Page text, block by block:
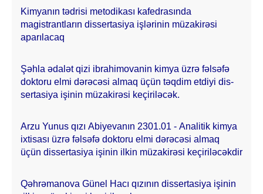
Kimyanın tədrisi metodikası kafedrasında
magistrantların dissertasiya işlərinin müzakirəsi
aparılacaq
Şəhla ədalət qizi ibrahimovanin kimya üzrə fəlsəfə
doktoru elmi dərəcəsi almaq üçün təqdim etdiyi dis­
sertasiya işinin müzakirəsi keçiriləcək.
Arzu Yunus qızı Abiyevanın 2301.01 - Analitik kimya
ixtisası üzrə fəlsəfə doktoru elmi dərəcəsi almaq
üçün dissertasiya işinin ilkin müzakirəsi keçiriləcəkdir
Qəhrəmanova Günel Hacı qızının dissertasiya işinin